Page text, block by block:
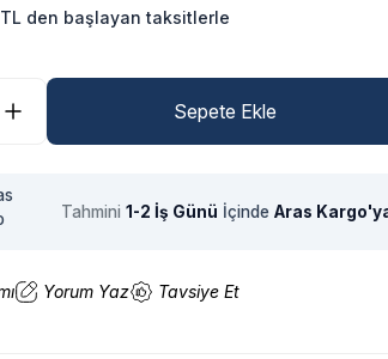
den başlayan taksitlerle
Sepete Ekle
Tahmini 1-2 İş Günü İçinde Aras
Yorum Yaz Tavsiye Et